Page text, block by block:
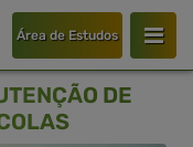
Área de Estudos
DE